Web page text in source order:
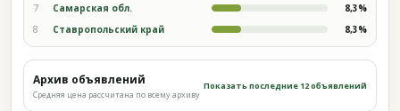
7 Самарская обл. 8,3%
8 Ставропольский край 8,3%
Архив объявлений
Средняя цена рассчитана по всему архиву
Показать последние 12 объявлений